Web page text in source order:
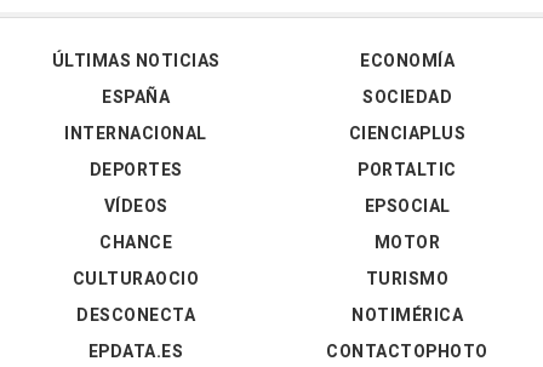
ÚLTIMAS NOTICIAS
ESPAÑA
INTERNACIONAL
DEPORTES
VÍDEOS
ECONOMÍA
SOCIEDAD
CIENCIAPLUS
PORTALTIC
EPSOCIAL
CHANCE
CULTURAOCIO
DESCONECTA
EPDATA.ES
MOTOR
TURISMO
NOTIMÉRICA
CONTACTOPHOTO